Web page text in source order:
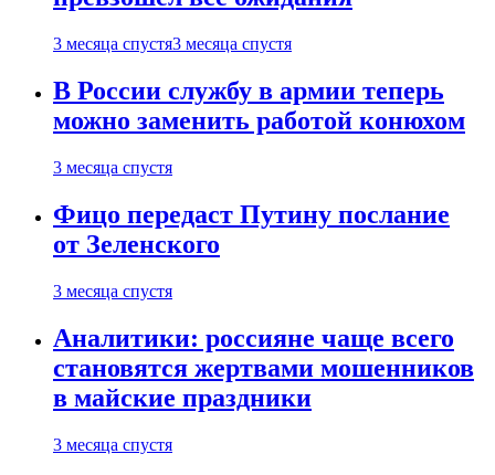
3 месяца спустя3 месяца спустя
В России службу в армии теперь
можно заменить работой конюхом
3 месяца спустя
Фицо передаст Путину послание
от Зеленского
3 месяца спустя
Аналитики: россияне чаще всего
становятся жертвами мошенников
в майские праздники
3 месяца спустя